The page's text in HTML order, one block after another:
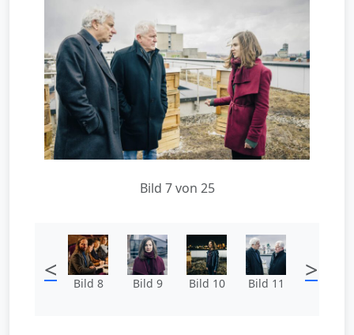
Bild 7 von 25
< Bild 8 Bild 9 Bild 10 Bild 11 >